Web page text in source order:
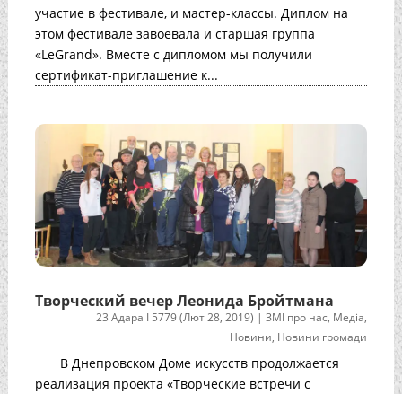
участие в фестивале, и мастер-классы. Диплом на
этом фестивале завоевала и старшая группа
«LeGrand». Вместе с дипломом мы получили
сертификат-приглашение к...
Творческий вечер Леонида Бройтмана
23 Адара I 5779 (Лют 28, 2019) |ЗМІ про нас, Медіа,
Новини, Новини громади
В Днепровском Доме искусств продолжается
реализация проекта «Творческие встречи с